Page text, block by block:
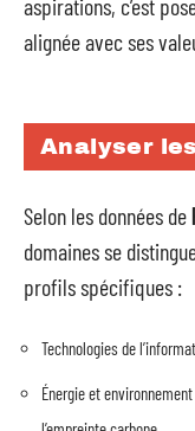
alignée avec ses
Analyser
Selon les données de
domaines se
profils spécifiques :
Technologies de
Énergie et